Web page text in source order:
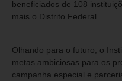
beneficiados de 108
mais o Distrito Federal.
Olhando para o futuro, o
metas ambiciosas para os
campanha especial e